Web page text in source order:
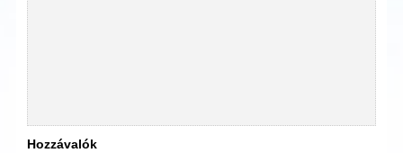
Hozzávalók